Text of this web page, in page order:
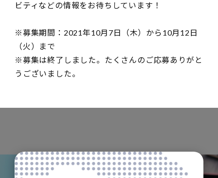
ビティなどの情報をお待ちしています！
※募集期間：2021年10月7日（木）から10月12日
（火）まで
※募集は終了しました。たくさんのご応募ありがと
うございました。